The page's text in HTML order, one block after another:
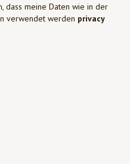
dass meine Daten wie in der
verwendet werden privacy